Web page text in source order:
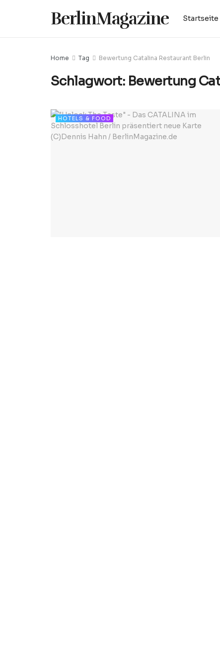
BerlinMagazine Startseite
Home Tag Bewertung Catalina Restaurant Berlin
Schlagwort: Bewertung
HOTELS & FOOD